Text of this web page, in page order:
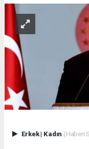
Erkek| Kadın (Haberi